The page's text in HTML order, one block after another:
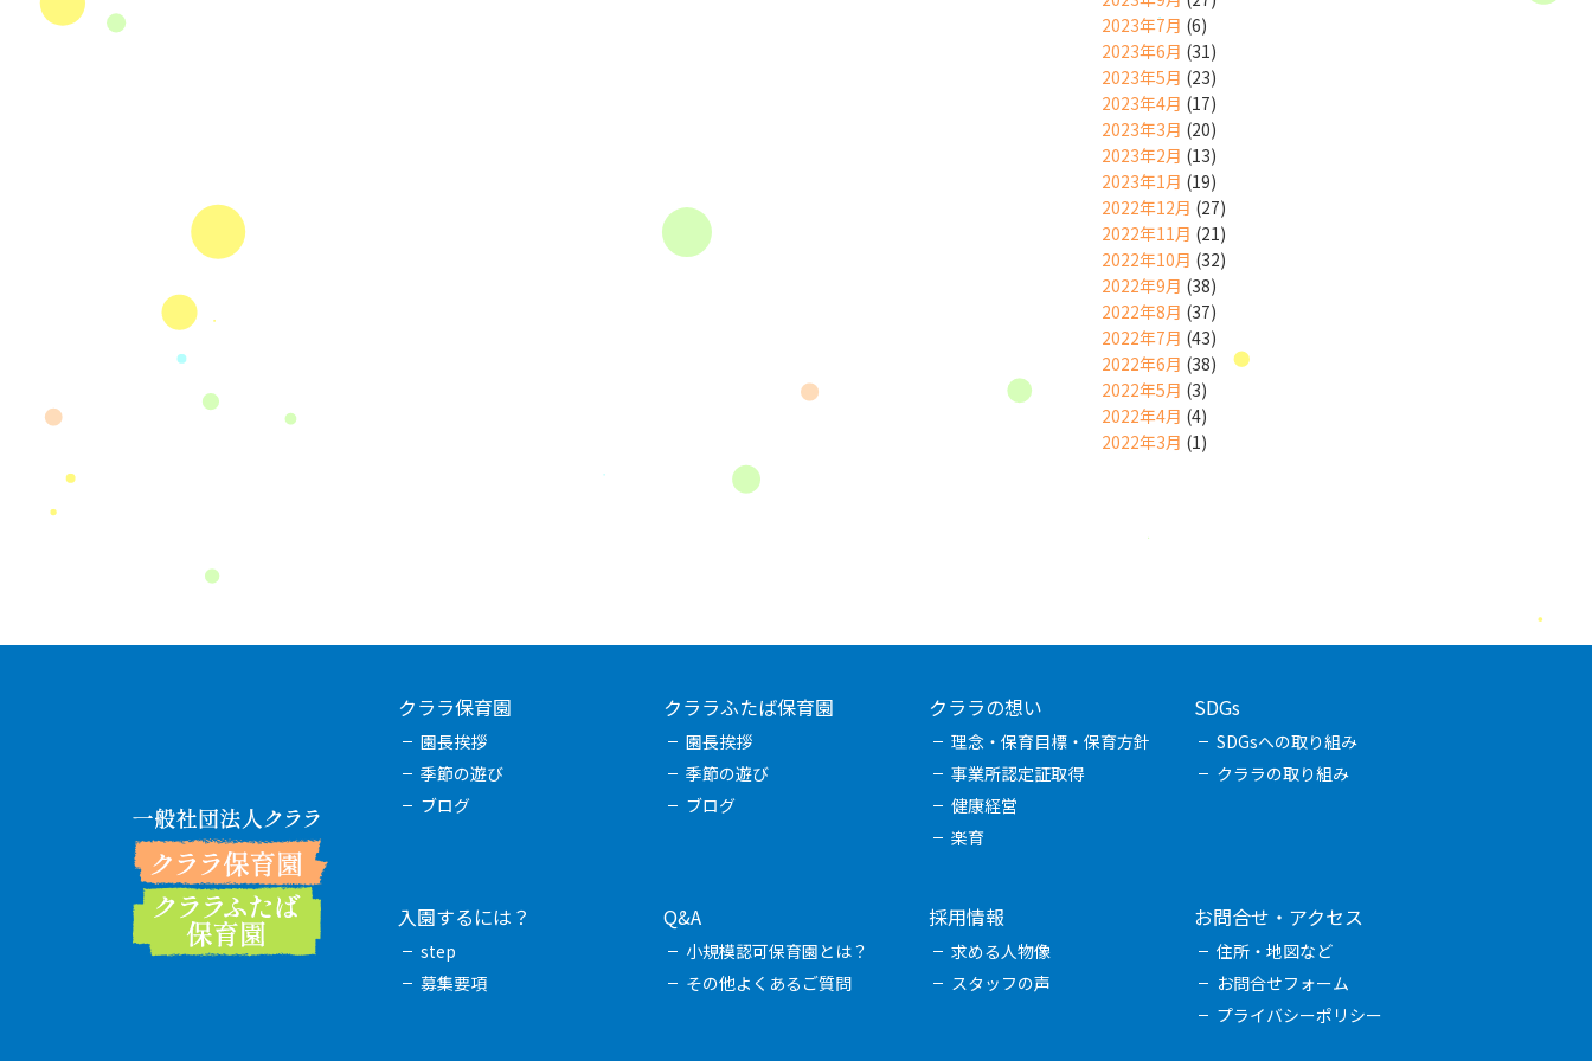
2023年7月 (6)
2023年6月 (31)
2023年5月 (23)
2023年4月 (17)
2023年3月 (20)
2023年2月 (13)
2023年1月 (19)
2022年12月 (27)
2022年11月 (21)
2022年10月 (32)
2022年9月 (38)
2022年8月 (37)
2022年7月 (43)
2022年6月 (38)
2022年5月 (3)
2022年4月 (4)
2022年3月 (1)
クララ保育園
園長挨拶
季節の遊び
ブログ
クララふたば保育園
園長挨拶
季節の遊び
ブログ
クララの想い
理念・保育目標・保育方針
事業所認定証取得
健康経営
楽育
SDGs
SDGsへの取り組み
クララの取り組み
入園するには？
step
募集要項
Q&A
小規模認可保育園とは？
その他よくあるご質問
採用情報
求める人物像
スタッフの声
お問合せ・アクセス
住所・地図など
お問合せフォーム
プライバシーポリシー